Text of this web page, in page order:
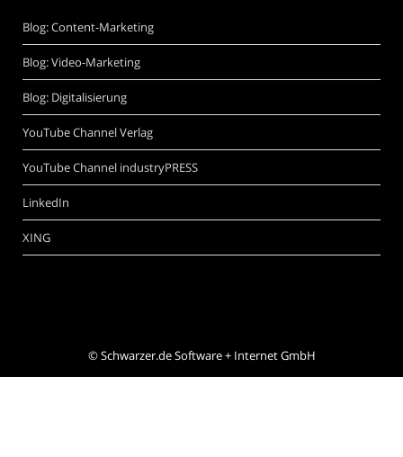
Blog: Content-Marketing
Blog: Video-Marketing
Blog: Digitalisierung
YouTube Channel Verlag
YouTube Channel industryPRESS
LinkedIn
XING
©Schwarzer.de Software + Internet GmbH